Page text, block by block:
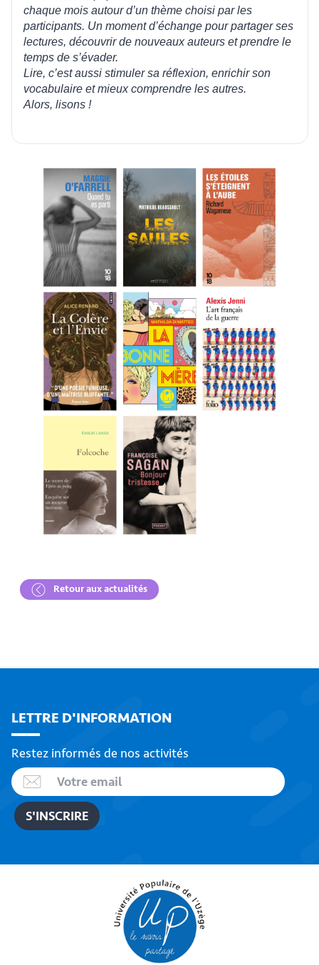
chaque mois autour d’un thème choisi par les
participants. Un moment d’échange pour partager ses
lectures, découvrir de nouveaux auteurs et prendre le
temps de s’évader.
Lire, c’est aussi stimuler sa réflexion, enrichir son
vocabulaire et mieux comprendre les autres.
Alors, lisons !
Retour aux actualités
LETTRE D'INFORMATION
Restez informés de nos activités